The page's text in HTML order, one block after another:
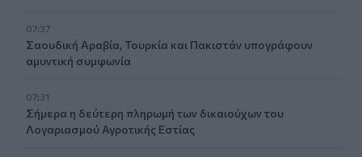
07:37
Σαουδική Αραβία, Τουρκία και Πακιστάν υπογράφουν
αμυντική συμφωνία
07:31
Σήμερα η δεύτερη πληρωμή των δικαιούχων του
Λογαριασμού Αγροτικής Εστίας